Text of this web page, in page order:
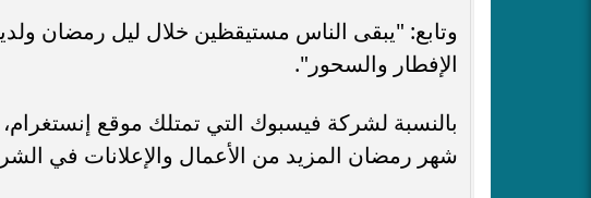
وتابع: "يبقى الناس مستيقظين خلال ليل رمضان
الإفطار والسحور".
بالنسبة لشركة فيسبوك التي تمتلك موقع
شهر رمضان المزيد من الأعمال والإعلانات في